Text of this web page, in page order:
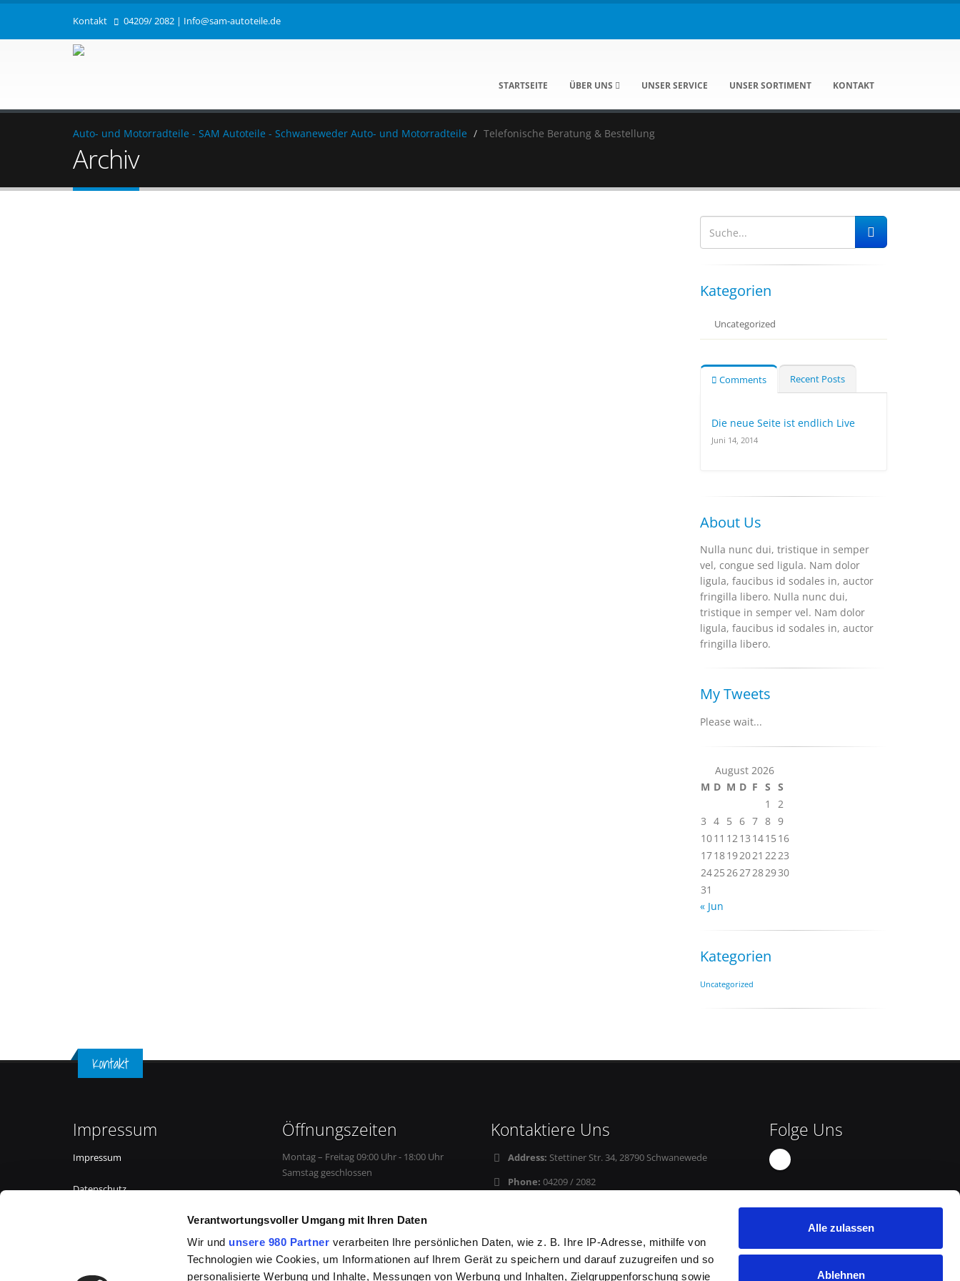
Verantwortungsvoller Umgang mit Ihren Daten
Wir und unsere 980 Partner verarbeiten Ihre persönlichen Daten, wie z. B. Ihre IP-Adresse, mithilfe von
Technologien wie Cookies, um Informationen auf Ihrem Gerät zu speichern und darauf zuzugreifen und so
personalisierte Werbung und Inhalte, Messungen von Werbung und Inhalten, Zielgruppenforschung sowie
Alle zulassen
Ablehnen
Kontakt 04209/ 2082 | Info@sam-autoteile.de
STARTSEITE ÜBER UNS UNSER SERVICE UNSER SORTIMENT KONTAKT
Auto- und Motorradteile - SAM Autoteile - Schwaneweder Auto- und Motorradteile Telefonische Beratung & Bestellung
Archiv
Kategorien
Uncategorized
Comments Recent Posts
Die neue Seite ist endlich Live
Juni 14, 2014
About Us
Nulla nunc dui, tristique in semper
vel, congue sed ligula. Nam dolor
ligula, faucibus id sodales in, auctor
fringilla libero. Nulla nunc dui,
tristique in semper vel. Nam dolor
ligula, faucibus id sodales in, auctor
fringilla libero.
My Tweets
Please wait...
August 2026
M D M D F S S
1
2
3 4 5 6 7 8 9
1011 1213 1415 16
1718192021 2223
24252627282930
31
« Jun
Kategorien
Uncategorized
Kontakt
Impressum
Impressum
Datenschutz
Öffnungszeiten
Montag – Freitag 09:00 Uhr - 18:00 Uhr
Samstag geschlossen
Kontaktiere Uns
Address: Stettiner Str. 34, 28790 Schwanewede
Phone: 04209 / 2082
Folge Uns